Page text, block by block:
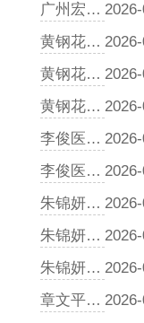
广州宏韵中医门诊地址
黄钢花医生解析食物过敏的中医体质辨识方法
黄钢花医生解析食物过敏的中医病因：特禀体质与内外因交织
黄钢花医生谈特禀体质与食物过敏：中医如何从根源减少复发
李俊医生：从“脾虚湿困”到“阴虚火旺”，体质如何改写发育轨迹
李俊医生：面对青少年性早熟，中医给出的“运动处方”与“食疗禁忌”
朱锦妍医生：抽动症中医调理周期详解，为何不能“见好就收”？
朱锦妍医生：孩子频繁清嗓子、眨眼？中医分型调理与食疗方案
朱锦妍医生：从脏腑失衡看抽动症，中医如何分型调理？
章文平医生：别拿“长大就好了”赌孩子一生，中医谈多动症的自愈真相